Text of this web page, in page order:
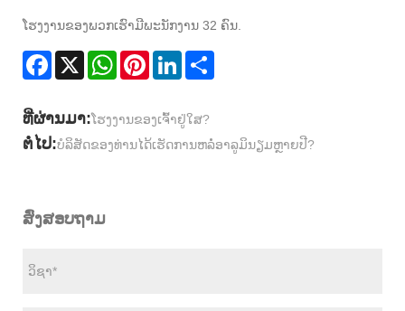
ໂຮງງານຂອງພວກເຮົາມີພະນັກງານ 32 ຄົນ.
Facebook
X WhatsAppPinterestLinkedIn
ທີ່ຜ່ານມາ:ໂຮງງານຂອງເຈົ້າຢູ່ໃສ?
ຕໍ່ໄປ:ບໍ​ລິ​ສັດ​ຂອງ​ທ່ານ​ໄດ້​ເຮັດ​ການ​ຫລໍ່​ອາ​ລູ​ມິ​ນຽມ​ຫຼາຍ​ປີ​?
ສົ່ງສອບຖາມ